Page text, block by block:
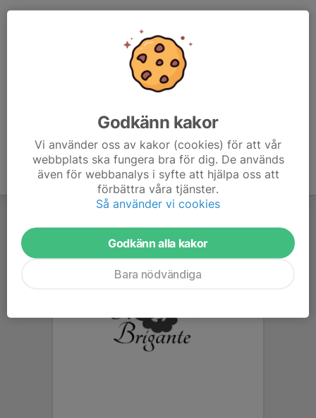
Godkänn kakor
Vi använder oss av kakor (cookies) för att vår
webbplats ska fungera bra för dig. De används
även för webbanalys i syfte att hjälpa oss att
förbättra våra tjänster.
Så använder vi cookies
Godkänn alla kakor
Bara nödvändiga